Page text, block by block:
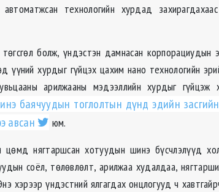
технологийн хурдад
болж, үндэстэн дамнасан корпорациудын
үүний хурдыг гүйцэх цахим нано технологийн
арилжааны мэдээллийн хурдыг гүйцэж
баячуудын тоглолтын дүнд эдийн
авсан
юм.
цөмд нягтаршсан хотуудын шинэ бүсчлэлүүд
соёл, төлөвлөлт, арилжаа худалдаа,
хэрээр үндэстний ялгагдах онцлогууд ч